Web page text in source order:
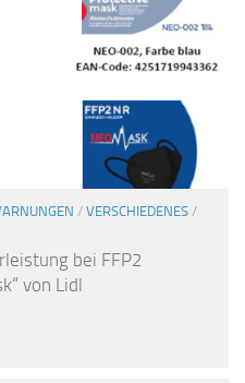
/ VERSCHIEDENES /
bei FFP2
von Lidl